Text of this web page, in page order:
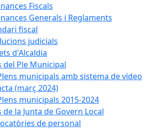
Fiscals
Generals i Reglaments
fiscal
judicials
d'Alcaldia
del Ple Municipal
municipals amb sistema de vídeo
(març 2024)
municipals 2015-2024
de la Junta de Govern Local
de personal